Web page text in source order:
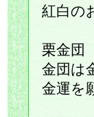
紅白の
栗金団
金団は
金運を